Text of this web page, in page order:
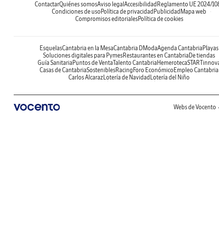
ContactarQuiénes somosAviso legal Accesibilidad Reglamento UE 2024/
Condiciones de uso Política de privacidad Publicidad Mapa web
Compromisos editorialesPolítica de cookies
EsquelasCantabria en la MesaCantabria DModaAgenda Cantabria Playas
Soluciones digitales para PymesRestaurantes en Cantabria De tiendas
Guía Sanitaria Puntos de VentaTalento Cantabria Hemeroteca
Casas de CantabriaSosteniblesRacing Foro Económico Empleo Cantabria
Carlos AlcarazLotería de Navidad Lotería del Niño
Webs de Vocento